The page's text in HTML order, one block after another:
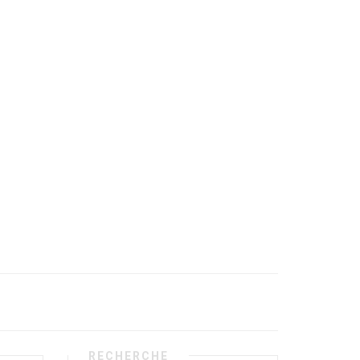
RECHERCHE